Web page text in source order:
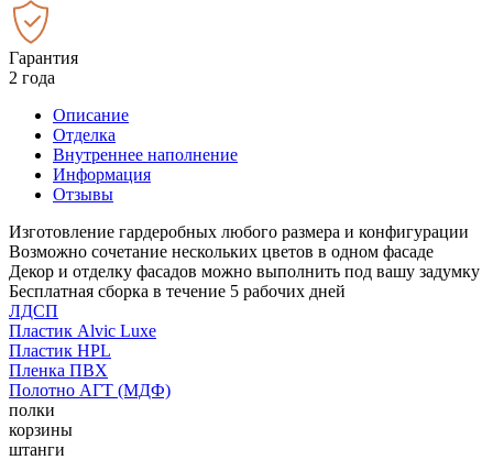
Гарантия
2 года
Описание
Отделка
Внутреннее наполнение
Информация
Отзывы
Изготовление гардеробных любого размера и конфигурации
Возможно сочетание нескольких цветов в одном фасаде
Декор и отделку фасадов можно выполнить под вашу задумку
Бесплатная сборка в течение 5 рабочих дней
ЛДСП
Пластик Alvic Luxe
Пластик HPL
Пленка ПВХ
Полотно АГТ (МДФ)
полки
корзины
штанги